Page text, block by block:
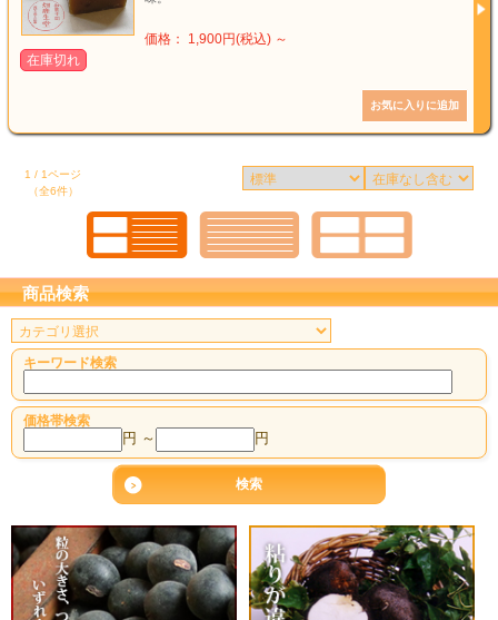
価格： 1,900円(税込) ～
在庫切れ
1 / 1ページ
（全6件）
商品検索
キーワード検索
価格帯検索
円 ～ 円